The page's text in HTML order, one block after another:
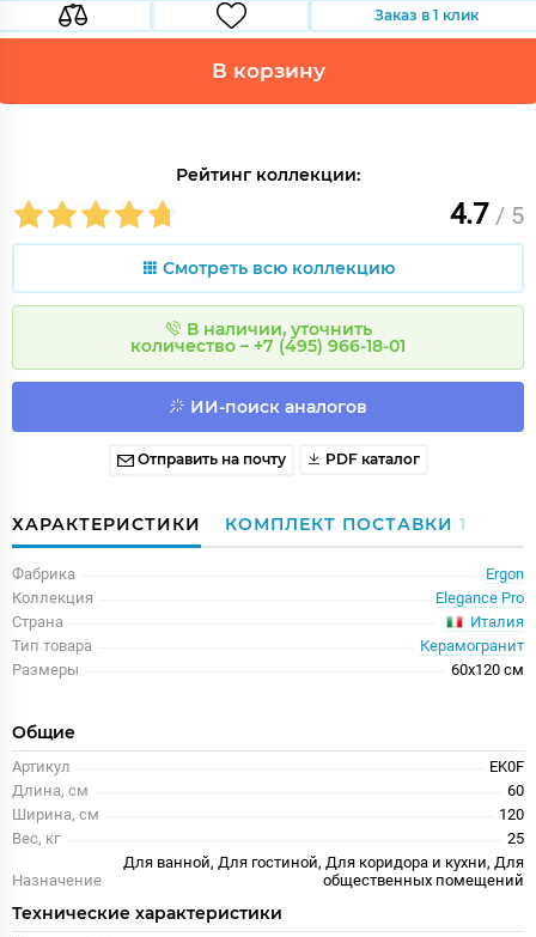
Заказ в 1 клик
В корзину
Рейтинг коллекции:
4.7 / 5
Смотреть всю коллекцию
В наличии, уточнить
количество – +7 (495) 966-18-01
ИИ-поиск аналогов
Отправить на почту PDF каталог
ХАРАКТЕРИСТИКИ КОМПЛЕКТ ПОСТАВКИ 1
Фабрика
Ergon
Коллекция
Elegance Pro
Страна
Италия
Тип товара
Керамогранит
Размеры
60x120 см
Общие
Артикул
EK0F
Длина, см
60
Ширина, см
120
Вес, кг
25
Назначение
Для ванной, Для гостиной, Для коридора и кухни, Для
общественных помещений
Технические характеристики